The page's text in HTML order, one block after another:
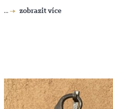
... zobrazit více